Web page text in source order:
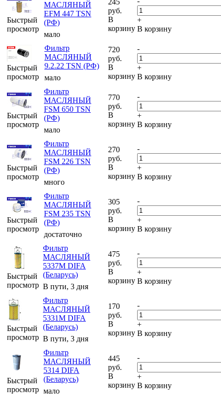
Быстрый
просмотр
МАСЛЯНЫЙ
EFM 447 TSN
(РФ)
мало
245
руб.
В
корзину
+
В корзину
Быстрый
просмотр
Фильтр
МАСЛЯНЫЙ
9.2.22 TSN (РФ)
мало
720
руб.
В
корзину
-
+
В корзину
Быстрый
просмотр
Фильтр
МАСЛЯНЫЙ
FSM 650 TSN
(РФ)
мало
770
руб.
В
корзину
-
+
В корзину
Быстрый
просмотр
Фильтр
МАСЛЯНЫЙ
FSM 226 TSN
(РФ)
много
270
руб.
В
корзину
-
+
В корзину
Быстрый
просмотр
Фильтр
МАСЛЯНЫЙ
FSM 235 TSN
(РФ)
достаточно
305
руб.
В
корзину
-
+
В корзину
Быстрый
просмотр
Фильтр
МАСЛЯНЫЙ
5337M DIFA
(Беларусь)
В пути, 3 дня
475
руб.
В
корзину
-
+
В корзину
Быстрый
просмотр
Фильтр
МАСЛЯНЫЙ
5331M DIFA
(Беларусь)
В пути, 3 дня
170
руб.
В
корзину
-
+
В корзину
Быстрый
просмотр
Фильтр
МАСЛЯНЫЙ
5314 DIFA
(Беларусь)
мало
445
руб.
В
корзину
-
+
В корзину